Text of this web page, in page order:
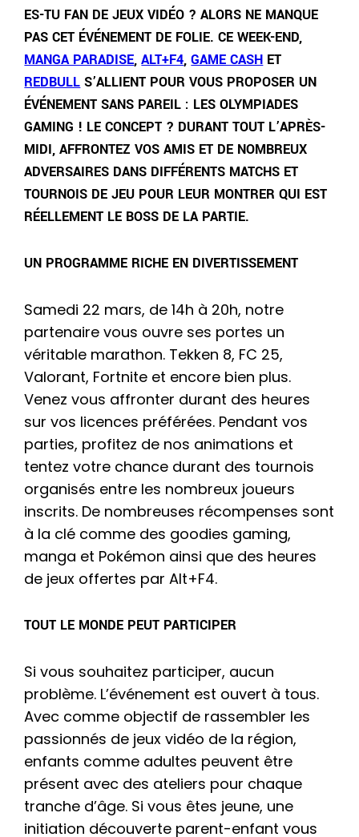
ES-TU FAN DE JEUX VIDÉO ? ALORS NE MANQUE
PAS CET ÉVÉNEMENT DE FOLIE. CE WEEK-END,
MANGA PARADISE,ALT+F4,GAME CASH ET
REDBULL S’ALLIENT POUR VOUS PROPOSER UN
ÉVÉNEMENT SANS PAREIL : LES OLYMPIADES
GAMING ! LE CONCEPT ? DURANT TOUT L’APRÈS-
MIDI, AFFRONTEZ VOS AMIS ET DE NOMBREUX
ADVERSAIRES DANS DIFFÉRENTS MATCHS ET
TOURNOIS DE JEU POUR LEUR MONTRER QUI EST
RÉELLEMENT LE BOSS DE LA PARTIE.
UN PROGRAMME RICHE EN DIVERTISSEMENT
Samedi 22 mars, de 14h à 20h, notre
partenaire vous ouvre ses portes un
véritable marathon. Tekken 8, FC 25,
Valorant, Fortnite et encore bien plus.
Venez vous affronter durant des heures
sur vos licences préférées. Pendant vos
parties, profitez de nos animations et
tentez votre chance durant des tournois
organisés entre les nombreux joueurs
inscrits. De nombreuses récompenses sont
à la clé comme des goodies gaming,
manga et Pokémon ainsi que des heures
de jeux offertes par Alt+F4.
TOUT LE MONDE PEUT PARTICIPER
Si vous souhaitez participer, aucun
problème. L’événement est ouvert à tous.
Avec comme objectif de rassembler les
passionnés de jeux vidéo de la région,
enfants comme adultes peuvent être
présent avec des ateliers pour chaque
tranche d’âge. Si vous êtes jeune, une
initiation découverte parent-enfant vous